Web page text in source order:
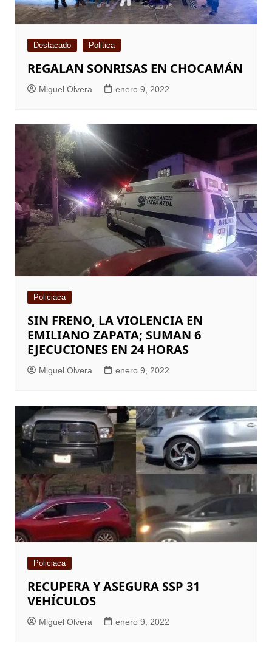
Destacado Politica
REGALAN SONRISAS EN CHOCAMÁN
Miguel Olvera enero 9, 2022
Policiaca
SIN FRENO, LA VIOLENCIA EN
EMILIANO ZAPATA; SUMAN 6
EJECUCIONES EN 24 HORAS
Miguel Olvera enero 9, 2022
Policiaca
RECUPERA Y ASEGURA SSP 31
VEHÍCULOS
Miguel Olvera enero 9, 2022